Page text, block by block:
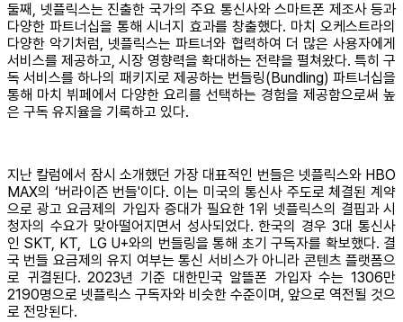
둘째, 넷플릭스는 진출한 국가의 주요 통신사와 스마트폰 제조사 등과
다양한 파트너십을 통해 시너지 효과를 창출했다. 마치 오케스트라의
다양한 악기처럼, 넷플릭스는 파트너와 협력하여 더 많은 사용자에게
서비스를 제공하고, 시장 영향력을 확대하는 전략을 펼쳐왔다. 특히 구
독 서비스를 하나의 패키지로 제공하는 번들링(Bundling) 파트너십을
통해 마치 뷔페에서 다양한 요리를 선택하는 경험을 제공함으로써 높
은 구독 유지율을 기록하고 있다.
지난 칼럼에서 잠시 소개했던 가장 대표적인 번들은 넷플릭스와 HBO
MAX의 ‘버라이즌 번들'이다. 이는 미국의 통신사 주도로 체결된 계약
으로 광고 요금제의 가입자 증대가 필요한 1위 넷플릭스의 결핍과 시
청자의 수요가 맞아떨어지면서 성사되었다. 한국의 경우 3대 통신사
인 SKT, KT, LG U+와의 번들링을 통해 초기 구독자를 확보했다. 결
국 번들 요금제의 유지 여부는 통신 서비스가 아니라 콘텐츠 플랫폼으
로 귀결된다. 2023년 기준 대한민국 알뜰폰 가입자 수는 1306만
2190명으로 넷플릭스 구독자와 비슷한 수준이며, 앞으로 역전될 것으
로 전망된다.